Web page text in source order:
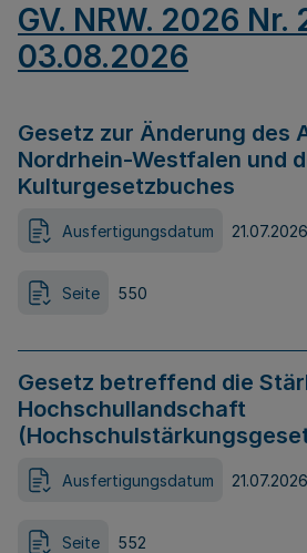
GV. NRW. 2026 Nr.
03.08.2026
Gesetz zur Änderung des
Nordrhein-Westfalen und
Kulturgesetzbuches
Ausfertigungsdatum 21.07.2026
Seite 550
Gesetz betreffend die
Hochschullandschaft
Ausfertigungsdatum 21.07.2026
Seite 552